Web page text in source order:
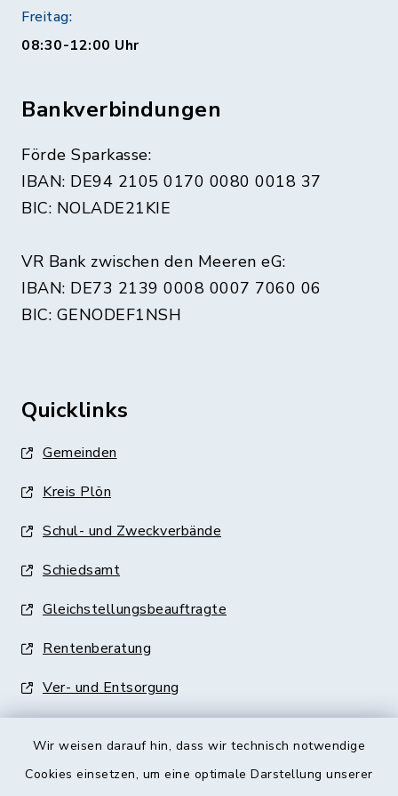
Wir weisen darauf hin, dass wir technisch notwendige
Cookies einsetzen, um eine optimale Darstellung unserer
Freitag:
08:30-12:00 Uhr
Bankverbindungen
Förde Sparkasse:
IBAN: DE94 2105 0170 0080 0018 37
BIC: NOLADE21KIE
VR Bank zwischen den Meeren eG:
IBAN: DE73 2139 0008 0007 7060 06
BIC: GENODEF1NSH
Quicklinks
Gemeinden
Kreis Plön
Schul- und Zweckverbände
Schiedsamt
Gleichstellungsbeauftragte
Rentenberatung
Ver- und Entsorgung